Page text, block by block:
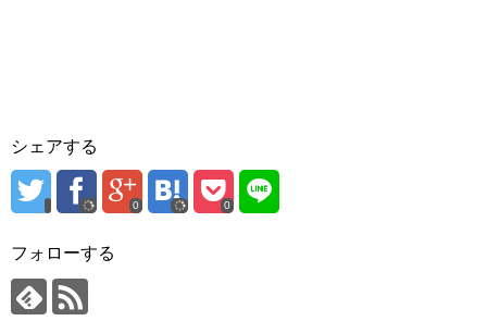
シェアする
0 0
フォローする